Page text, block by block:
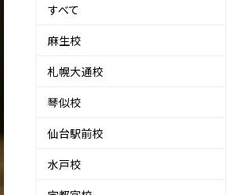
すべて
麻生校
札幌大通校
琴似校
仙台駅前校
水戸校